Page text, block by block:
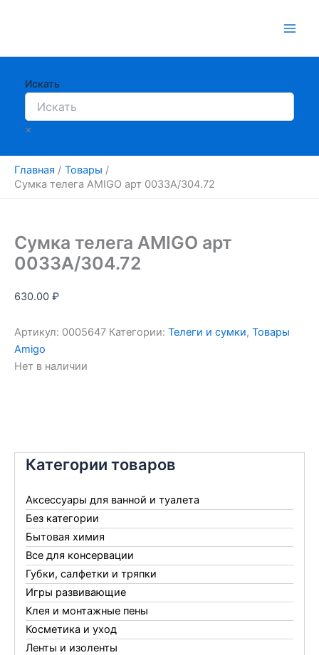
Искать
×
Главная
Товары
Сумка телега AMIGO арт 0033A/304.72
Категории товаров
Аксессуары для ванной и туалета
Без категории
Бытовая химия
Все для консервации
Губки, салфетки и тряпки
Игры развивающие
Клея и монтажные пены
Косметика и уход
Ленты и изоленты
Сумка телега AMIGO арт
0033A/304.72
630.00 ₽
Артикул: 0005647 Категории: Телеги и сумки, Товары
Amigo
Нет в наличии